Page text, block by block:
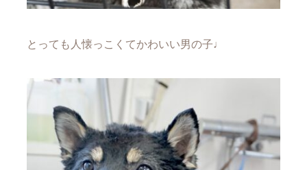
とっても人懐っこくてかわいい男の子♩